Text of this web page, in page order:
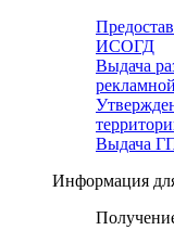
ИСОГД
Выдача
Выдача
Информация